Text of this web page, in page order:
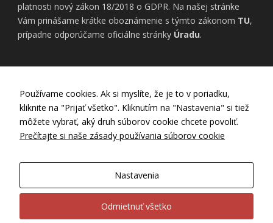
platnosti nový zákon 18/2018 o GDPR. Na našej stránke
Vám prinášame krátke oboznámenie s týmto zákonom TU,
prípadne odporúčame oficiálne stránky Úradu.
Nastavenia Cookies
Zásady používania cookies
Zásady ochrany osobných údajov
GDPR
Všeobecné obchodné podmienky
Záručný a reklamačný poriadok
Používame cookies. Ak si myslíte, že je to v poriadku,
kliknite na "Prijať všetko". Kliknutím na "Nastavenia" si tiež
môžete vybrať, aký druh súborov cookie chcete povoliť.
Prečítajte si naše zásady používania súborov cookie
Nastavenia
Odmietnuť všetko